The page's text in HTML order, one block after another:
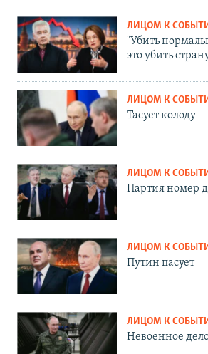
ЛИЦОМ К
"Убить
это убить
ЛИЦОМ К
Тасует колоду
ЛИЦОМ К
Партия номер
ЛИЦОМ К
Путин пасует
ЛИЦОМ К
Невоенное